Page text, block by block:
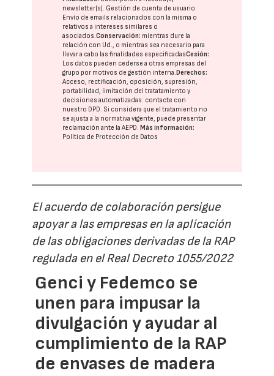
newsletter(s). Gestión de cuenta de usuario.
Envío de emails relacionados con la misma o
relativos a intereses similares o
asociados.Conservación: mientras dure la
relación con Ud., o mientras sea necesario para
llevar a cabo las finalidades especificadasCesión:
Los datos pueden cederse a otras empresas del
grupo por motivos de gestión interna. Derechos:
Acceso, rectificación, oposición, supresión,
portabilidad, limitación del tratatamiento y
decisiones automatizadas: contacte con
nuestro DPD. Si considera que el tratamiento no
se ajusta a la normativa vigente, puede presentar
reclamación ante laAEPD. Más información:
Política de Protección de Datos
El acuerdo de colaboración persigue
apoyar a las empresas en la aplicación
de las obligaciones derivadas de la RAP
regulada en el Real Decreto 1055/2022
Genci y Fedemco se
unen para impusar la
divulgación y ayudar al
cumplimiento de la RAP
de envases de madera